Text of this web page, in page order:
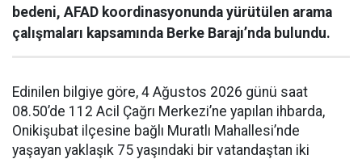
bedeni, AFAD koordinasyonunda yürütülen arama
çalışmaları kapsamında Berke Barajı’nda bulundu.
Edinilen bilgiye göre, 4 Ağustos 2026 günü saat
08.50’de 112 Acil Çağrı Merkezi’ne yapılan ihbarda,
Onikişubat ilçesine bağlı Muratlı Mahallesi’nde
yaşayan yaklaşık 75 yaşındaki bir vatandaştan iki